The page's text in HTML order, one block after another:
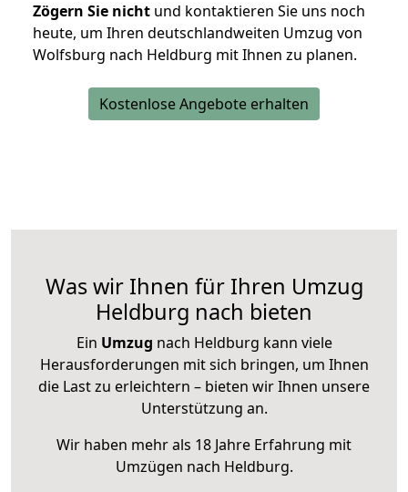
Zögern Sie nicht und kontaktieren Sie uns noch
heute, um Ihren deutschlandweiten Umzug von
Wolfsburg nach Heldburg mit Ihnen zu planen.
Kostenlose Angebote erhalten
Was wir Ihnen für Ihren Umzug
Heldburg nach bieten
Ein Umzug nach Heldburg kann viele
Herausforderungen mit sich bringen, um Ihnen
die Last zu erleichtern – bieten wir Ihnen unsere
Unterstützung an.
Wir haben mehr als 18 Jahre Erfahrung mit
Umzügen nach Heldburg.